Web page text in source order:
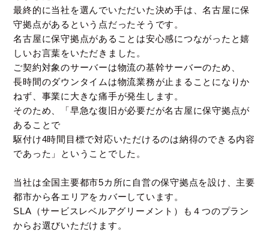
最終的に当社を選んでいただいた決め手は、名古屋に保
守拠点があるという点だったそうです。
名古屋に保守拠点があることは安心感につながったと嬉
しいお言葉をいただきました。
ご契約対象のサーバーは物流の基幹サーバーのため、
長時間のダウンタイムは物流業務が止まることになりか
ねず、事業に大きな痛手が発生します。
そのため、「早急な復旧が必要だが名古屋に保守拠点が
あることで
駆付け4時間目標で対応いただけるのは納得のできる内容
であった」ということでした。
当社は全国主要都市5カ所に自営の保守拠点を設け、主要
都市から各エリアをカバーしています。
SLA（サービスレベルアグリーメント）も４つのプラン
からお選びいただけます。